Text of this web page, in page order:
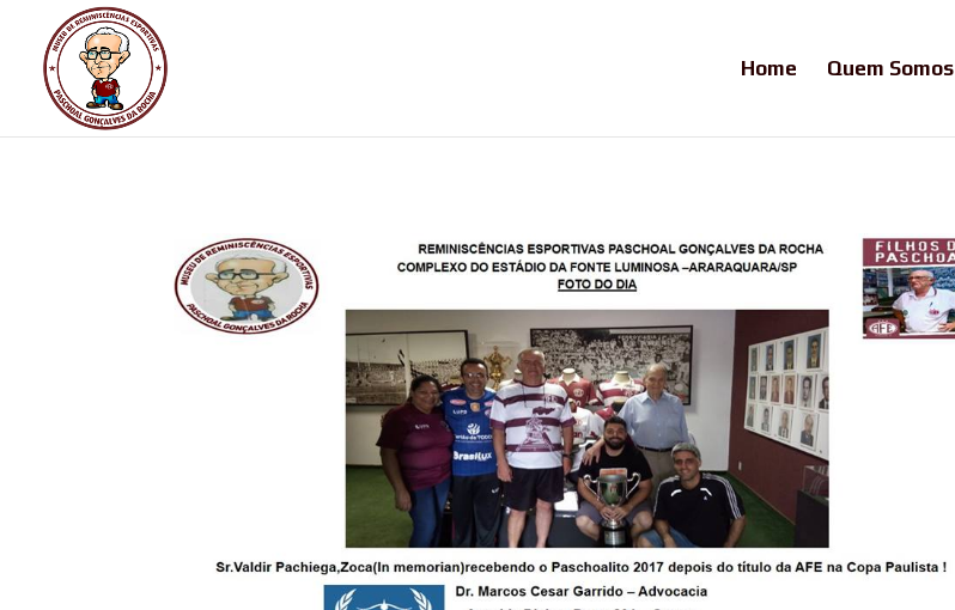
Home Quem Somos